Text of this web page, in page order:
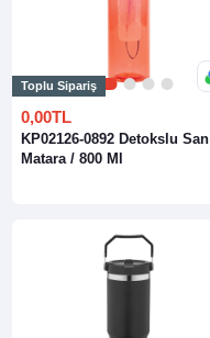
2 3 4
Toplu Sipariş
0,00TL
KP02126-0892 Detokslu San
Matara / 800 Ml